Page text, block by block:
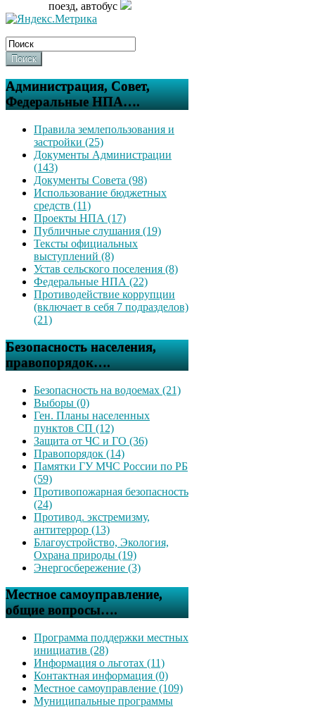
поезд, автобус
Поиск
Администрация, Совет,
Федеральные НПА….
Правила землепользования и
застройки (25)
Документы Администрации
(143)
Документы Совета (98)
Использование бюджетных
средств (11)
Проекты НПА (17)
Публичные слушания (19)
Тексты официальных
выступлений (8)
Устав сельского поселения (8)
Федеральные НПА (22)
Противодействие коррупции
(включает в себя 7 подразделов)
(21)
Безопасность населения,
правопорядок….
Безопасность на водоемах (21)
Выборы (0)
Ген. Планы населенных
пунктов СП (12)
Защита от ЧС и ГО (36)
Правопорядок (14)
Памятки ГУ МЧС России по РБ
(59)
Противопожарная безопасность
(24)
Противод. экстремизму,
антитеррор (13)
Благоустройство, Экология,
Охрана природы (19)
Энергосбережение (3)
Местное самоуправление,
общие вопросы….
Программа поддержки местных
инициатив (28)
Информация о льготах (11)
Контактная информация (0)
Местное самоуправление (109)
Муниципальные программы